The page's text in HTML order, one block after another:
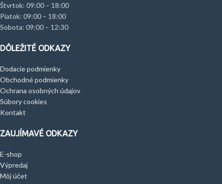
Štvrtok: 09:00 – 18:00
Piatok: 09:00 – 18:00
Sobota: 09:00 – 12:30
DÔLEŽITÉ ODKAZY
Dodacie podmienky
Obchodné podmienky
Ochrana osobných údajov
Súbory cookies
Kontakt
ZAUJÍMAVÉ ODKAZY
E-shop
Výpredaj
Môj účet